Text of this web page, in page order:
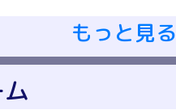
もっと見る